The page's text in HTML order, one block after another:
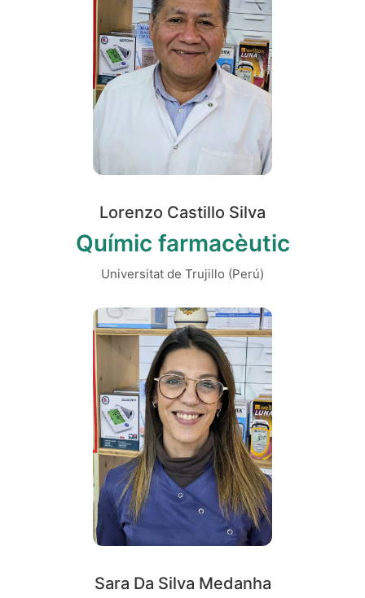
Lorenzo Castillo Silva
Químic farmacèutic
Universitat de Trujillo (Perú)
Sara Da Silva Medanha